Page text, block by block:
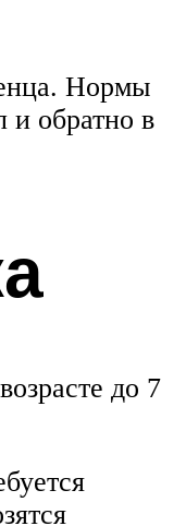
Нормы
и обратно в
до 7